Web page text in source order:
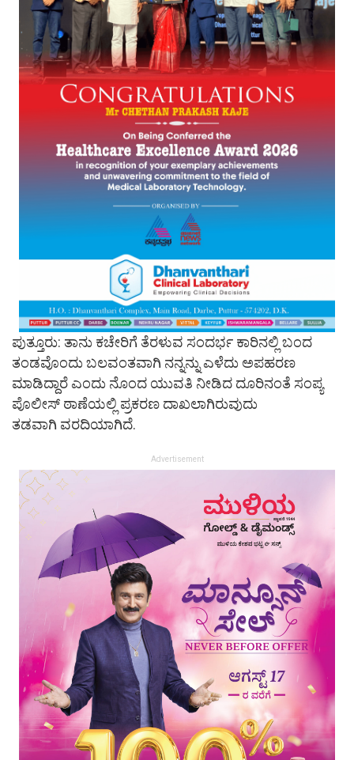
ಪುತ್ತೂರು: ತಾನು ಕಚೇರಿಗೆ ತೆರಳುವ ಸಂದರ್ಭ ಕಾರಿನಲ್ಲಿ ಬಂದ
ತಂಡವೊಂದು ಬಲವಂತವಾಗಿ ನನ್ನನ್ನು ಎಳೆದು ಅಪಹರಣ
ಮಾಡಿದ್ದಾರೆ ಎಂದು ನೊಂದ ಯುವತಿ ನೀಡಿದ ದೂರಿನಂತೆ ಸಂಪ್ಯ
ಪೊಲೀಸ್ ಠಾಣೆಯಲ್ಲಿ ಪ್ರಕರಣ ದಾಖಲಾಗಿರುವುದು
ತಡವಾಗಿ ವರದಿಯಾಗಿದೆ.
Advertisement